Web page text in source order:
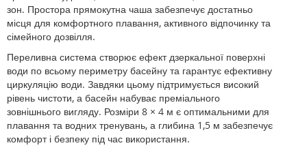
зон. Простора прямокутна чаша забезпечує достатньо
місця для комфортного плавання, активного відпочинку та
сімейного дозвілля.
Переливна система створює ефект дзеркальної поверхні
води по всьому периметру басейну та гарантує ефективну
циркуляцію води. Завдяки цьому підтримується високий
рівень чистоти, а басейн набуває преміального
зовнішнього вигляду. Розміри 8 × 4 м є оптимальними для
плавання та водних тренувань, а глибина 1,5 м забезпечує
комфорт і безпеку під час використання.